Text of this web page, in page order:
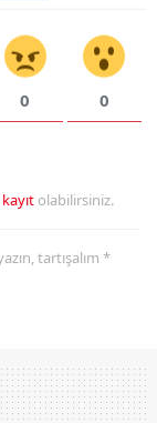
0 0
kayıt olabilirsiniz.
tartışalım *